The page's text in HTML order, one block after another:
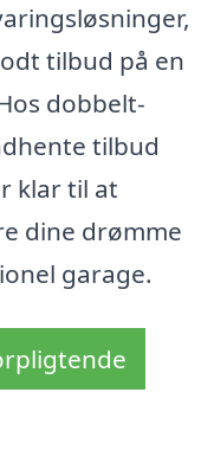
tilbud på en
dobbelt-
tilbud
klar til at
dine drømme
garage.